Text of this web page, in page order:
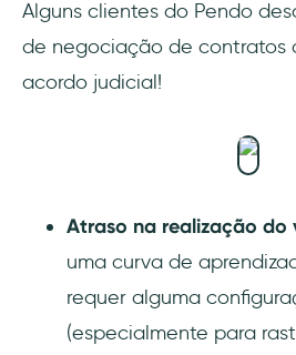
Alguns clientes do Pendo
de negociação de contratos
acordo judicial!
Atraso na realização do
uma curva de
requer alguma
(especialmente para